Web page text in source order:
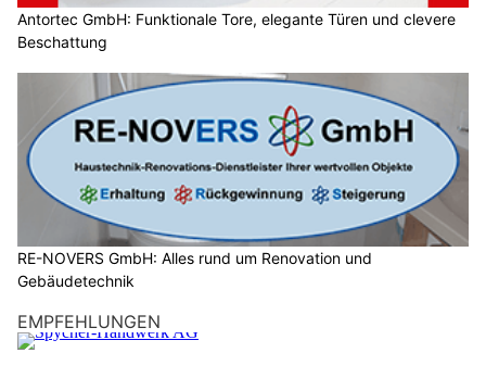
Antortec GmbH: Funktionale Tore, elegante Türen und clevere
Beschattung
RE-NOVERS GmbH: Alles rund um Renovation und
Gebäudetechnik
EMPFEHLUNGEN